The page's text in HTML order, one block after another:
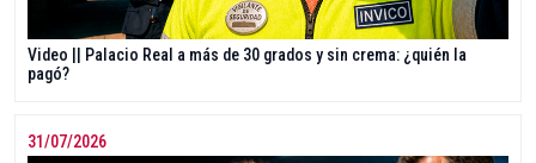
Video || Palacio Real a más de 30 grados y sin crema: ¿quién la
pagó?
31/07/2026